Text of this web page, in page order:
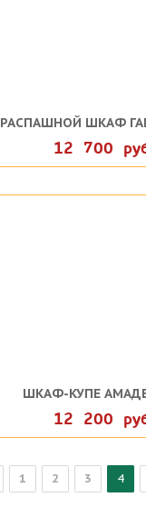
РАСПАШНОЙ ШКАФ
12 700
ШКАФ-КУПЕ
12 200
1 2 3 4